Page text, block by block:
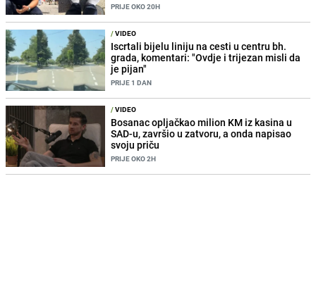
PRIJE OKO 20H
/VIDEO
Iscrtali bijelu liniju na cesti u centru bh.
grada, komentari: "Ovdje i trijezan misli da
je pijan"
PRIJE 1 DAN
/VIDEO
Bosanac opljačkao milion KM iz kasina u
SAD-u, završio u zatvoru, a onda napisao
svoju priču
PRIJE OKO 2H